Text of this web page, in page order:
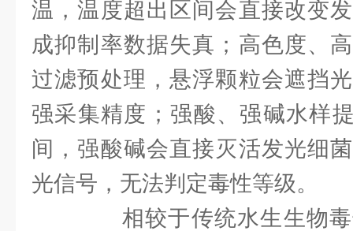
温，温度超出区间会直接改变
成抑制率数据失真；高色度、
过滤预处理，悬浮颗粒会遮挡
强采集精度；强酸、强碱水样
间，强酸碱会直接灭活发光细
光信号，无法判定毒性等级。
相较于传统水生生物毒